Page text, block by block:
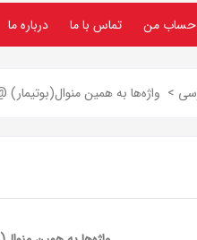
حساب من تماس با ما درباره ما
> واژه‌ها به همین منوال(بوتیمار)